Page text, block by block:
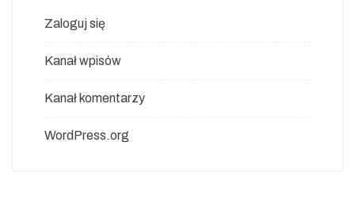
Zaloguj się
Kanał wpisów
Kanał komentarzy
WordPress.org